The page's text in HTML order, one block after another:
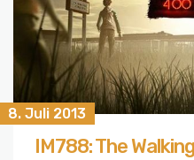
8. Juli 2013
IM788: The